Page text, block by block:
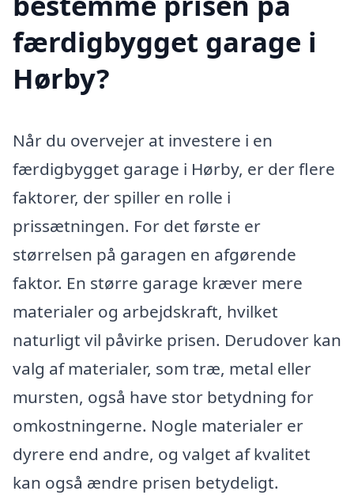
færdigbygget garage i
Hørby?
Når du overvejer at investere i en
færdigbygget garage i Hørby, er der flere
faktorer, der spiller en rolle i
prissætningen. For det første er
størrelsen på garagen en afgørende
faktor. En større garage kræver mere
materialer og arbejdskraft, hvilket
naturligt vil påvirke prisen. Derudover kan
valg af materialer, som træ, metal eller
mursten, også have stor betydning for
omkostningerne. Nogle materialer er
dyrere end andre, og valget af kvalitet
kan også ændre prisen betydeligt.